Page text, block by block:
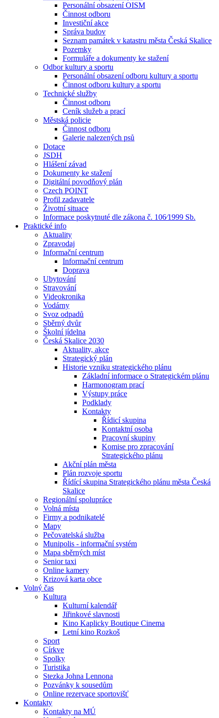
Personální obsazení OISM
Činnost odboru
Investiční akce
Správa budov
Seznam památek v katastru města Česká Skalice
Pozemky
Formuláře a dokumenty ke stažení
Odbor kultury a sportu
Personální obsazení odboru kultury a sportu
Činnost odboru kultury a sportu
Technické služby
Činnost odboru
Ceník služeb a prací
Městská policie
Činnost odboru
Galerie nalezených psů
Dotace
JSDH
Hlášení závad
Dokumenty ke stažení
Digitální povodňový plán
Czech POINT
Profil zadavatele
Životní situace
Informace poskytnuté dle zákona č. 106⁄1999 Sb.
Praktické info
Aktuality
Zpravodaj
Informační centrum
Informační centrum
Doprava
Ubytování
Stravování
Videokronika
Vodárny
Svoz odpadů
Sběrný dvůr
Školní jídelna
Česká Skalice 2030
Aktuality, akce
Strategický plán
Historie vzniku strategického plánu
Základní informace o Strategickém plánu
Harmonogram prací
Výstupy práce
Podklady
Kontakty
Řídicí skupina
Kontaktní osoba
Pracovní skupiny
Komise pro zpracování
Strategického plánu
Akční plán města
Plán rozvoje sportu
Řídící skupina Strategického plánu města Česká
Skalice
Regionální spolupráce
Volná místa
Firmy a podnikatelé
Mapy
Pečovatelská služba
Munipolis - informační systém
Mapa sběrných míst
Senior taxi
Online kamery
Krizová karta obce
Volný čas
Kultura
Kulturní kalendář
Jiřinkové slavnosti
Kino Kaplicky Boutique Cinema
Letní kino Rozkoš
Sport
Církve
Spolky
Turistika
Stezka Johna Lennona
Pozvánky k sousedům
Online rezervace sportovišť
Kontakty
Kontakty na MÚ